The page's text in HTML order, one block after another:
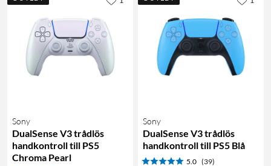
Sony
DualSense V3 trådlös
handkontroll till PS5
Chroma Pearl
Sony
DualSense V3 trådlös
handkontroll till PS5 Blå
5.0 (39)